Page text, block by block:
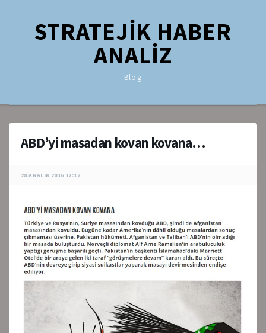
STRATEJİK HABER
ANALİZ
Blog
ABD’yi masadan kovan kovana…
28 ARALIK 2016 12:17